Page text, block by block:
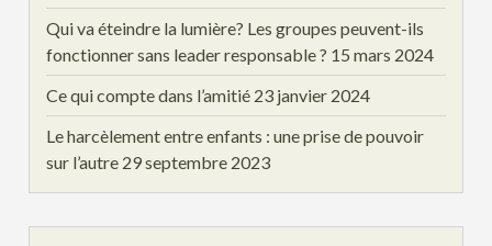
Qui va éteindre la lumière? Les groupes peuvent-ils
fonctionner sans leader responsable ? 15 mars 2024
Ce qui compte dans l’amitié 23 janvier 2024
Le harcèlement entre enfants : une prise de pouvoir
sur l’autre 29 septembre 2023